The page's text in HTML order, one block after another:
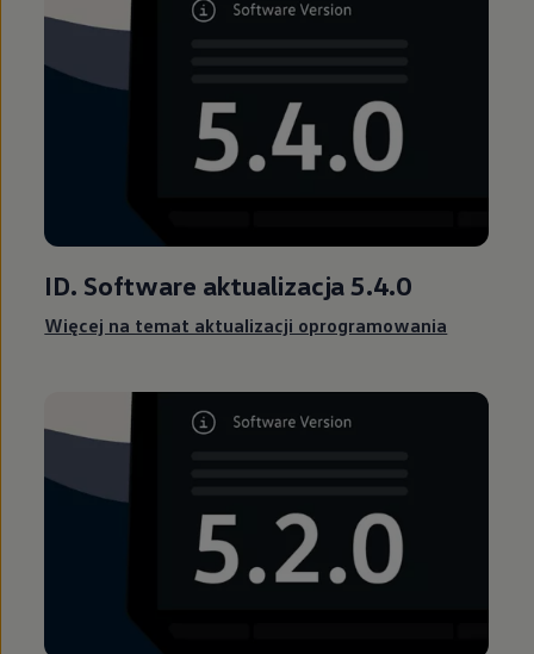
ID. Software aktualizacja 5.4.0
Więcej na temat aktualizacji oprogramowania